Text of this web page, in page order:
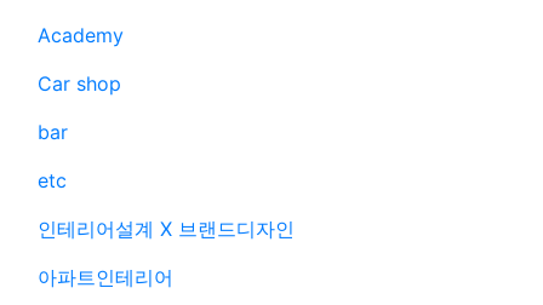
Academy
Car shop
bar
etc
인테리어설계 X 브랜드디자인
아파트인테리어